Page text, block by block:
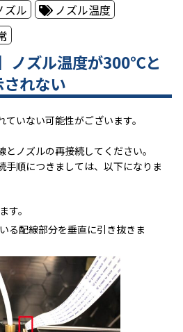
ズル
ノズル温度
ノズル温度が300℃と
れない
いない可能性がございます。
ノズルの再接続してください。
手順につきましては、以下になりま
す。
る配線部分を垂直に引き抜きま